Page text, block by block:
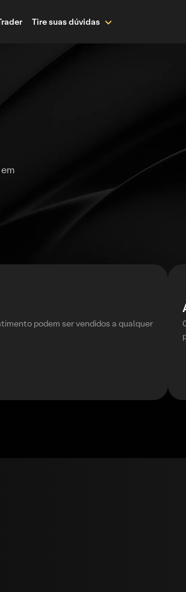
Tire suas dúvidas
podem ser vendidos a qualquer